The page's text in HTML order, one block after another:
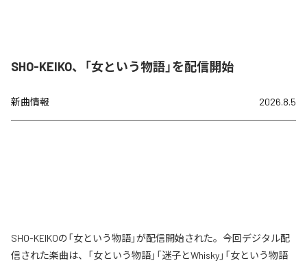
SHO-KEIKO、「女という物語」を配信開始
新曲情報 2026.8.5
SHO-KEIKOの「女という物語」が配信開始された。今回デジタル配
信された楽曲は、「女という物語」「迷子とWhisky」「女という物語